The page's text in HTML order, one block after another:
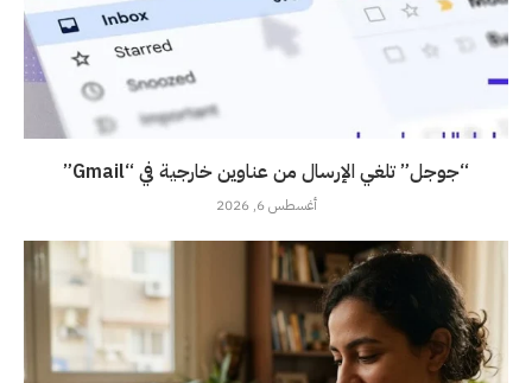
“جوجل” تلغي الإرسال من عناوين خارجية في “Gmail”
أغسطس 6, 2026